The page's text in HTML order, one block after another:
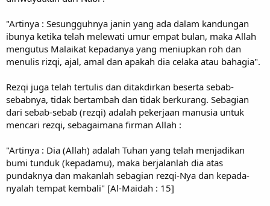
"Artinya : Sesungguhnya janin yang ada dalam kandungan
ibunya ketika telah melewati umur empat bulan, maka Allah
mengutus Malaikat kepadanya yang meniupkan roh dan
menulis rizqi, ajal, amal dan apakah dia celaka atau bahagia".
Rezqi juga telah tertulis dan ditakdirkan beserta sebab-
sebabnya, tidak bertambah dan tidak berkurang. Sebagian
dari sebab-sebab (rezqi) adalah pekerjaan manusia untuk
mencari rezqi, sebagaimana firman Allah :
"Artinya : Dia (Allah) adalah Tuhan yang telah menjadikan
bumi tunduk (kepadamu), maka berjalanlah dia atas
pundaknya dan makanlah sebagian rezqi-Nya dan kepada-
nyalah tempat kembali" [Al-Maidah : 15]